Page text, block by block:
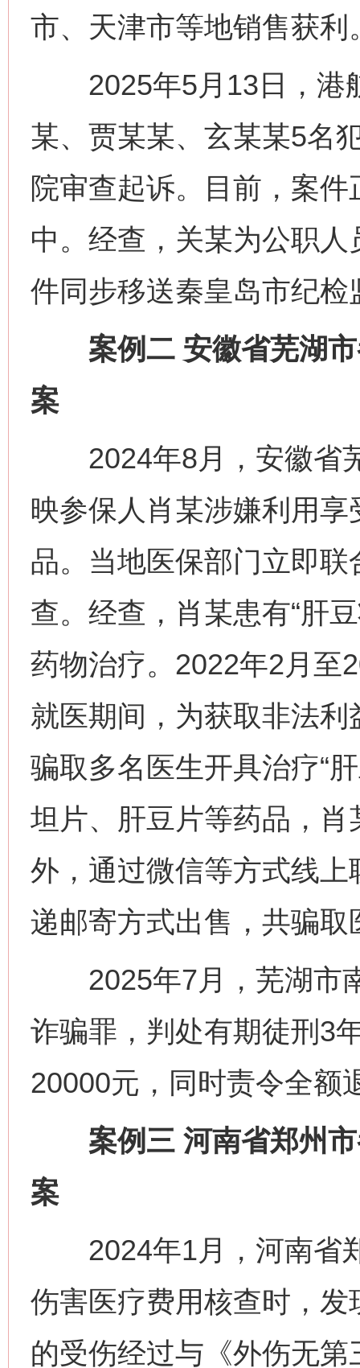
市、天津市等地销售获利
2025年5月13日，港
某、贾某某、玄某某5名
院审查起诉。目前，案
中。经查，关某为公职
件同步移送秦皇岛市纪检
案例二 安徽省芜湖市
案
2024年8月，安徽省
映参保人肖某涉嫌利用
品。当地医保部门立即
查。经查，肖某患有“肝
药物治疗。2022年2月至
就医期间，为获取非法
骗取多名医生开具治疗“
坦片、肝豆片等药品，
外，通过微信等方式线
递邮寄方式出售，共骗
2025年7月，芜湖市
诈骗罪，判处有期徒刑3
20000元，同时责令全额
案例三 河南省郑州市
案
2024年1月，河南省
伤害医疗费用核查时，
的受伤经过与《外伤无